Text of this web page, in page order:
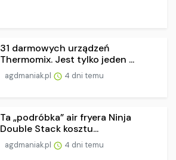
31 darmowych urządzeń
Thermomix. Jest tylko jeden ...
agdmaniak.pl 4 dni temu
Ta „podróbka” air fryera Ninja
Double Stack kosztu...
agdmaniak.pl 4 dni temu